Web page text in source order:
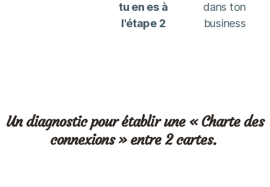
tu en es à
l'étape 2
dans ton
business
Un diagnostic pour établir une « Charte des
connexions » entre 2 cartes.